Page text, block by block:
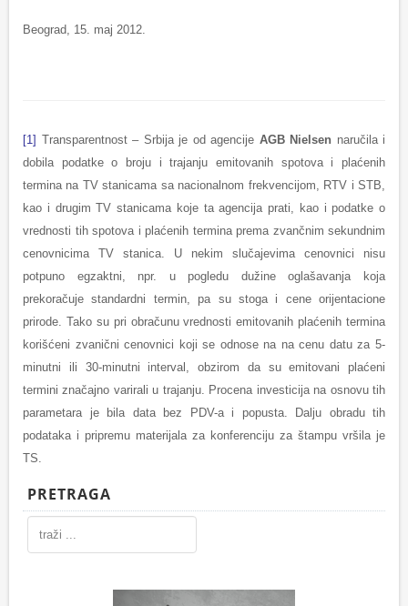
Beograd, 15. maj 2012.
[1] Transparentnost – Srbija je od agencije AGB Nielsen naručila i
dobila podatke o broju i trajanju emitovanih spotova i plaćenih
termina na TV stanicama sa nacionalnom frekvencijom, RTV i STB,
kao i drugim TV stanicama koje ta agencija prati, kao i podatke o
vrednosti tih spotova i plaćenih termina prema zvančnim sekundnim
cenovnicima TV stanica. U nekim slučajevima cenovnici nisu
potpuno egzaktni, npr. u pogledu dužine oglašavanja koja
prekoračuje standardni termin, pa su stoga i cene orijentacione
prirode. Tako su pri obračunu vrednosti emitovanih plaćenih termina
korišćeni zvanični cenovnici koji se odnose na na cenu datu za 5-
minutni ili 30-minutni interval, obzirom da su emitovani plaćeni
termini značajno varirali u trajanju. Procena investicija na osnovu tih
parametara je bila data bez PDV-a i popusta. Dalju obradu tih
podataka i pripremu materijala za konferenciju za štampu vršila je
TS.
PRETRAGA